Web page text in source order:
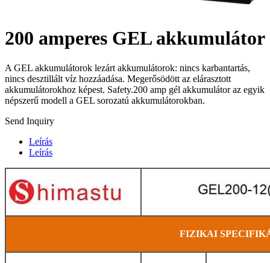
200 amperes GEL akkumulátor
A GEL akkumulátorok lezárt akkumulátorok: nincs karbantartás,
nincs desztillált víz hozzáadása. Megerősödött az elárasztott
akkumulátorokhoz képest. Safety.200 amp gél akkumulátor az egyik
népszerű modell a GEL sorozatú akkumulátorokban.
Send Inquiry
Leírás
Leírás
FIZIKAI